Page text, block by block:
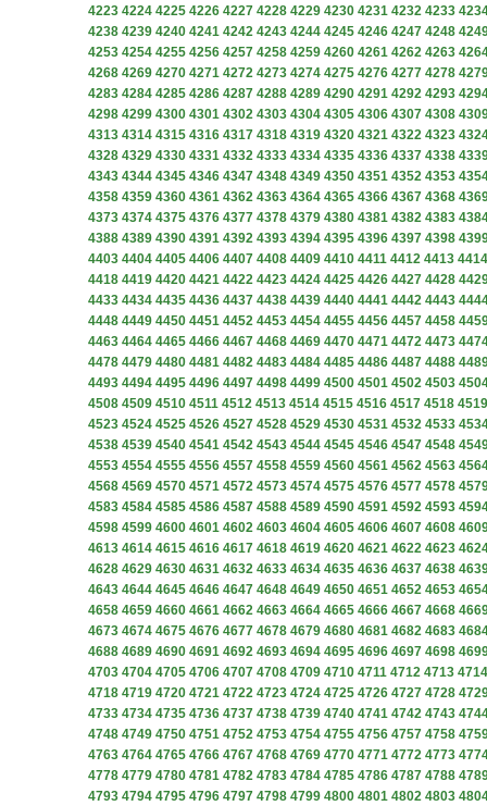
4223 4224 4225 4226 4227 4228 4229 4230 4231 4232 4233
4238 4239 4240 4241 4242 4243 4244 4245 4246 4247 4248
4253 4254 4255 4256 4257 4258 4259 4260 4261 4262 4263
4268 4269 4270 4271 4272 4273 4274 4275 4276 4277 4278
4283 4284 4285 4286 4287 4288 4289 4290 4291 4292 4293
4298 4299 4300 4301 4302 4303 4304 4305 4306 4307 4308
4313 4314 4315 4316 4317 4318 4319 4320 4321 4322 4323
4328 4329 4330 4331 4332 4333 4334 4335 4336 4337 4338
4343 4344 4345 4346 4347 4348 4349 4350 4351 4352 4353
4358 4359 4360 4361 4362 4363 4364 4365 4366 4367 4368
4373 4374 4375 4376 4377 4378 4379 4380 4381 4382 4383
4388 4389 4390 4391 4392 4393 4394 4395 4396 4397 4398
4403 4404 4405 4406 4407 4408 4409 4410 4411 4412 4413 4414
4418 4419 4420 4421 4422 4423 4424 4425 4426 4427 4428
4433 4434 4435 4436 4437 4438 4439 4440 4441 4442 4443
4448 4449 4450 4451 4452 4453 4454 4455 4456 4457 4458
4463 4464 4465 4466 4467 4468 4469 4470 4471 4472 4473
4478 4479 4480 4481 4482 4483 4484 4485 4486 4487 4488
4493 4494 4495 4496 4497 4498 4499 4500 4501 4502 4503
4508 4509 4510 4511 4512 4513 4514 4515 4516 4517 4518 4519
4523 4524 4525 4526 4527 4528 4529 4530 4531 4532 4533
4538 4539 4540 4541 4542 4543 4544 4545 4546 4547 4548
4553 4554 4555 4556 4557 4558 4559 4560 4561 4562 4563
4568 4569 4570 4571 4572 4573 4574 4575 4576 4577 4578
4583 4584 4585 4586 4587 4588 4589 4590 4591 4592 4593
4598 4599 4600 4601 4602 4603 4604 4605 4606 4607 4608
4613 4614 4615 4616 4617 4618 4619 4620 4621 4622 4623
4628 4629 4630 4631 4632 4633 4634 4635 4636 4637 4638
4643 4644 4645 4646 4647 4648 4649 4650 4651 4652 4653
4658 4659 4660 4661 4662 4663 4664 4665 4666 4667 4668
4673 4674 4675 4676 4677 4678 4679 4680 4681 4682 4683
4688 4689 4690 4691 4692 4693 4694 4695 4696 4697 4698
4703 4704 4705 4706 4707 4708 4709 4710 4711 4712 4713 4714
4718 4719 4720 4721 4722 4723 4724 4725 4726 4727 4728
4733 4734 4735 4736 4737 4738 4739 4740 4741 4742 4743
4748 4749 4750 4751 4752 4753 4754 4755 4756 4757 4758
4763 4764 4765 4766 4767 4768 4769 4770 4771 4772 4773
4778 4779 4780 4781 4782 4783 4784 4785 4786 4787 4788
4793 4794 4795 4796 4797 4798 4799 4800 4801 4802 4803